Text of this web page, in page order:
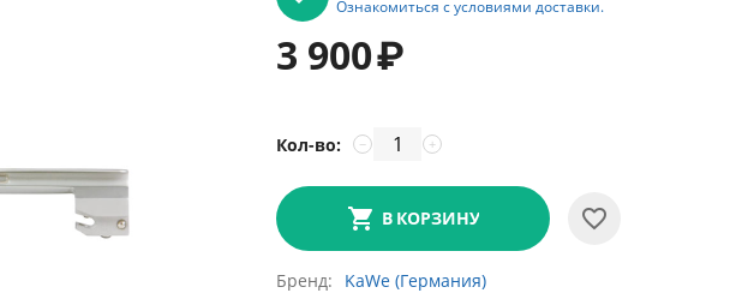
Ознакомиться с условиями доставки.
3 900₽
Кол-во: +
−
В КОРЗИНУ
Бренд KaWe (Германия)